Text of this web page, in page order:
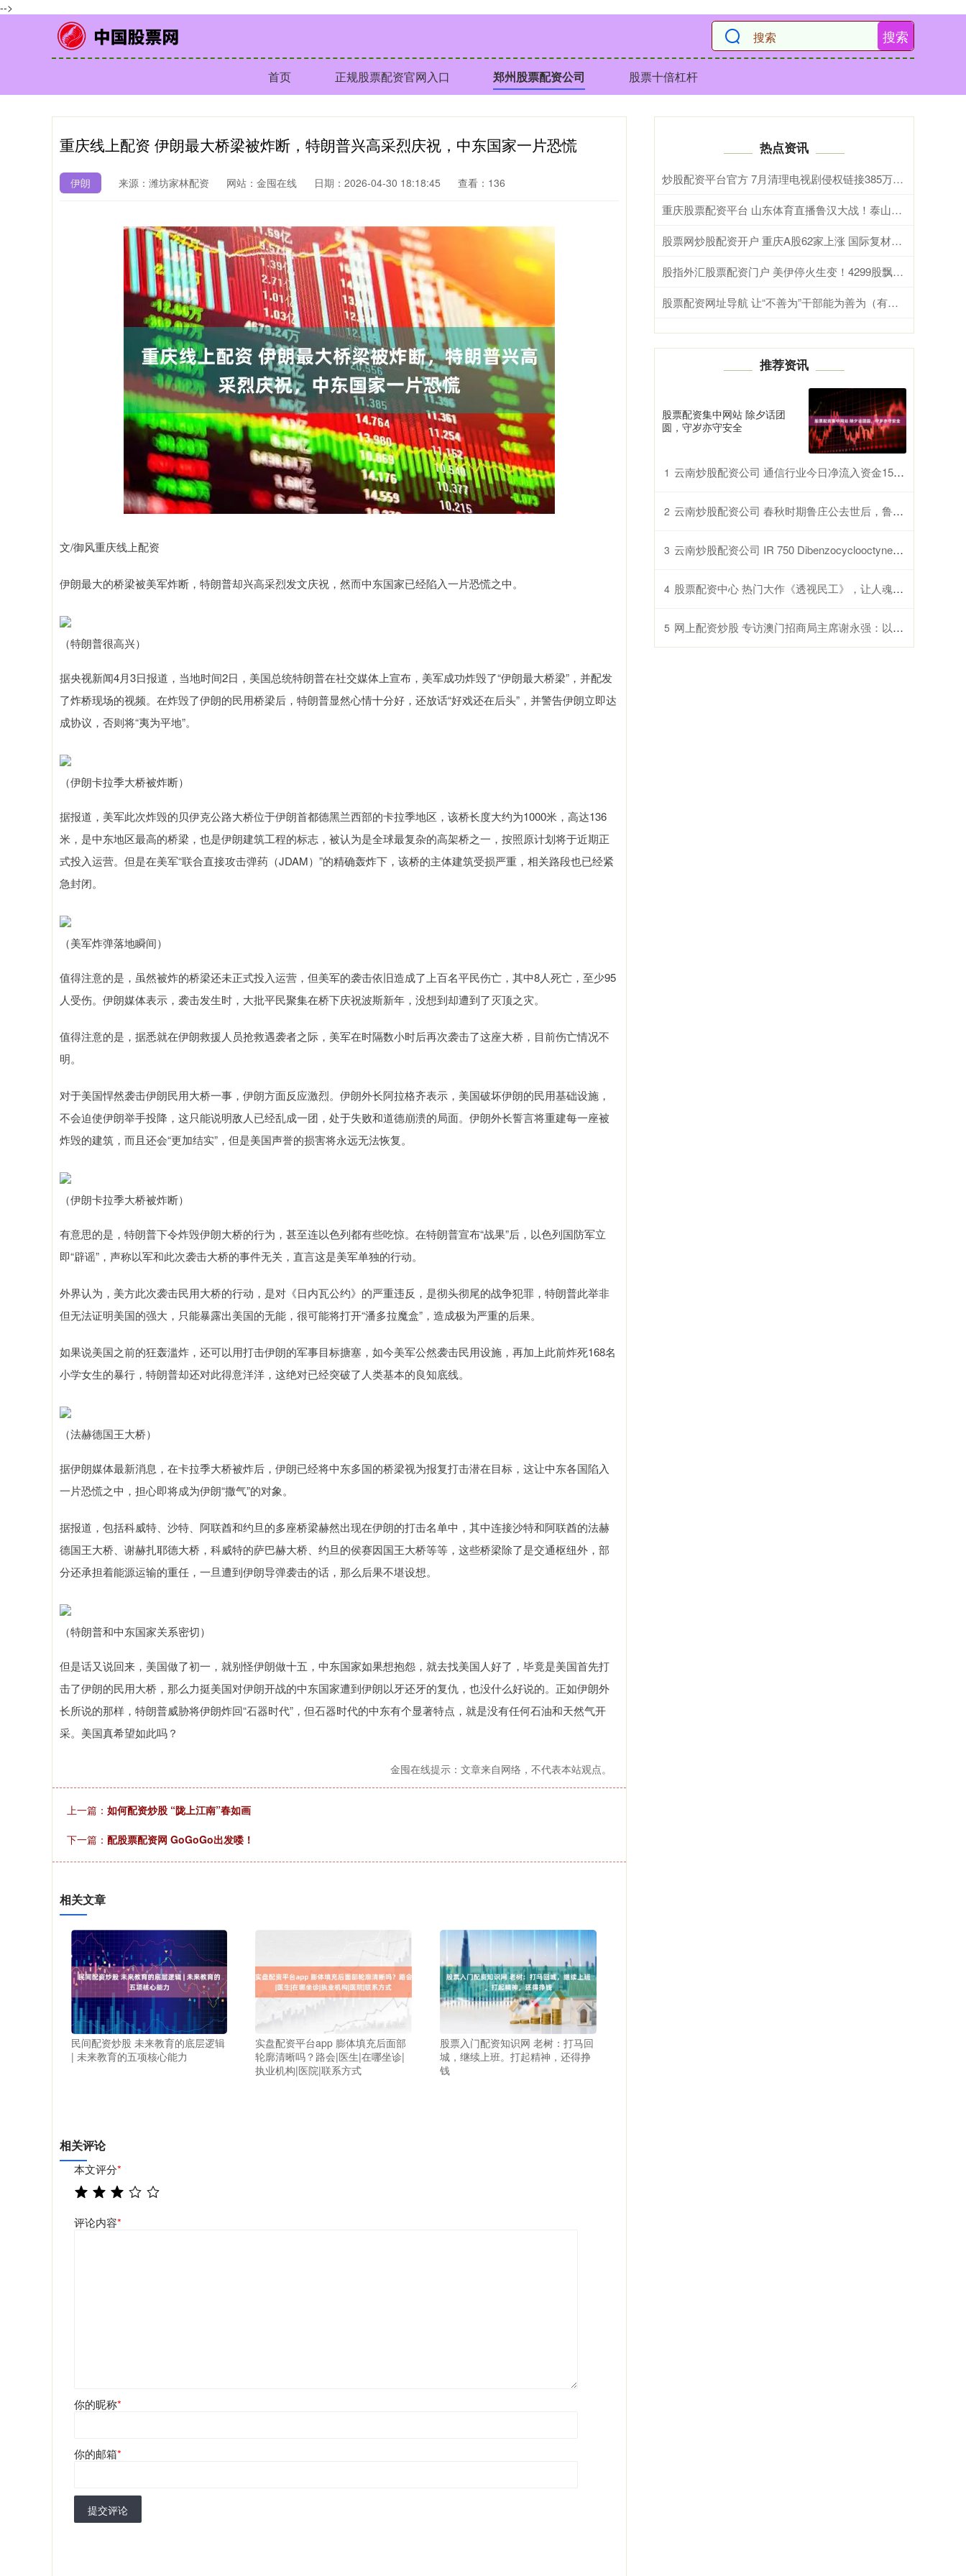
-->
搜索
首页 正规股票配资官网入口 郑州股票配资公司 股票十倍杠杆
重庆线上配资 伊朗最大桥梁被炸断，特朗普兴高采烈庆祝，中东国家一片恐慌
伊朗 来源：潍坊家林配资 网站：金囤在线 日期：2026-04-30 18:18:45 查看：136
文/御风重庆线上配资
伊朗最大的桥梁被美军炸断，特朗普却兴高采烈发文庆祝，然而中东国家已经陷入一片恐慌之中。
（特朗普很高兴）
据央视新闻4月3日报道，当地时间2日，美国总统特朗普在社交媒体上宣布，美军成功炸毁了“伊朗最大桥梁”，并配发
了炸桥现场的视频。在炸毁了伊朗的民用桥梁后，特朗普显然心情十分好，还放话“好戏还在后头”，并警告伊朗立即达
成协议，否则将“夷为平地”。
（伊朗卡拉季大桥被炸断）
据报道，美军此次炸毁的贝伊克公路大桥位于伊朗首都德黑兰西部的卡拉季地区，该桥长度大约为1000米，高达136
米，是中东地区最高的桥梁，也是伊朗建筑工程的标志，被认为是全球最复杂的高架桥之一，按照原计划将于近期正
式投入运营。但是在美军“联合直接攻击弹药（JDAM）”的精确轰炸下，该桥的主体建筑受损严重，相关路段也已经紧
急封闭。
（美军炸弹落地瞬间）
值得注意的是，虽然被炸的桥梁还未正式投入运营，但美军的袭击依旧造成了上百名平民伤亡，其中8人死亡，至少95
人受伤。伊朗媒体表示，袭击发生时，大批平民聚集在桥下庆祝波斯新年，没想到却遭到了灭顶之灾。
值得注意的是，据悉就在伊朗救援人员抢救遇袭者之际，美军在时隔数小时后再次袭击了这座大桥，目前伤亡情况不
明。
对于美国悍然袭击伊朗民用大桥一事，伊朗方面反应激烈。伊朗外长阿拉格齐表示，美国破坏伊朗的民用基础设施，
不会迫使伊朗举手投降，这只能说明敌人已经乱成一团，处于失败和道德崩溃的局面。伊朗外长誓言将重建每一座被
炸毁的建筑，而且还会“更加结实”，但是美国声誉的损害将永远无法恢复。
（伊朗卡拉季大桥被炸断）
有意思的是，特朗普下令炸毁伊朗大桥的行为，甚至连以色列都有些吃惊。在特朗普宣布“战果”后，以色列国防军立
即“辟谣”，声称以军和此次袭击大桥的事件无关，直言这是美军单独的行动。
外界认为，美方此次袭击民用大桥的行动，是对《日内瓦公约》的严重违反，是彻头彻尾的战争犯罪，特朗普此举非
但无法证明美国的强大，只能暴露出美国的无能，很可能将打开“潘多拉魔盒”，造成极为严重的后果。
如果说美国之前的狂轰滥炸，还可以用打击伊朗的军事目标搪塞，如今美军公然袭击民用设施，再加上此前炸死168名
小学女生的暴行，特朗普却还对此得意洋洋，这绝对已经突破了人类基本的良知底线。
（法赫德国王大桥）
据伊朗媒体最新消息，在卡拉季大桥被炸后，伊朗已经将中东多国的桥梁视为报复打击潜在目标，这让中东各国陷入
一片恐慌之中，担心即将成为伊朗“撒气”的对象。
据报道，包括科威特、沙特、阿联酋和约旦的多座桥梁赫然出现在伊朗的打击名单中，其中连接沙特和阿联酋的法赫
德国王大桥、谢赫扎耶德大桥，科威特的萨巴赫大桥、约旦的侯赛因国王大桥等等，这些桥梁除了是交通枢纽外，部
分还承担着能源运输的重任，一旦遭到伊朗导弹袭击的话，那么后果不堪设想。
（特朗普和中东国家关系密切）
但是话又说回来，美国做了初一，就别怪伊朗做十五，中东国家如果想抱怨，就去找美国人好了，毕竟是美国首先打
击了伊朗的民用大桥，那么力挺美国对伊朗开战的中东国家遭到伊朗以牙还牙的复仇，也没什么好说的。正如伊朗外
长所说的那样，特朗普威胁将伊朗炸回“石器时代”，但石器时代的中东有个显著特点，就是没有任何石油和天然气开
采。美国真希望如此吗？
金囤在线提示：文章来自网络，不代表本站观点。
上一篇： 如何配资炒股 “陇上江南”春如画
下一篇： 配股票配资网 GoGoGo出发喽！
相关文章
民间配资炒股 未来教育的底层逻辑
| 未来教育的五项核心能力
实盘配资平台app 膨体填充后面部
轮廓清晰吗？路会|医生|在哪坐诊|
执业机构|医院|联系方式
股票入门配资知识网 老树：打马回
城，继续上班。打起精神，还得挣
钱
相关评论
本文评分*
评论内容*
你的昵称*
你的邮箱*
提交评论
热点资讯
炒股配资平台官方 7月清理电视剧侵权链接385万条 迅雷被纳入重点监测平台
重庆股票配资平台 山东体育直播鲁汉大战！泰山被淘汰得炸了！宿茂臻：无论联赛还是杯赛 场场争胜
股票网炒股配资开户 重庆A股62家上涨 国际复材、山外山、顺博合金列前三
股指外汇股票配资门户 美伊停火生变！4299股飘绿，A股后市怎么走？
股票配资网址导航 让“不善为”干部能为善为（有所思）
推荐资讯
股票配资集中网站 除夕话团
圆，守岁亦守安全
1 云南炒股配资公司 通信行业今日净流入资金15.33亿元，永鼎股份等8股净流入资金超亿元
2 云南炒股配资公司 春秋时期鲁庄公去世后，鲁国上演了一场君位的斗争，最后落入谁手
3 云南炒股配资公司 IR 750 Dibenzocyclooctyne可以与生物分子上的叠氮化物基团反应，实现生物分子的荧光标记
4 股票配资中心 热门大作《透视民工》，让人魂牵梦萦的片段，惊喜不断，脑洞不停！
5 网上配资炒股 专访澳门招商局主席谢永强：以多元文化构筑澳门会展独特竞争力